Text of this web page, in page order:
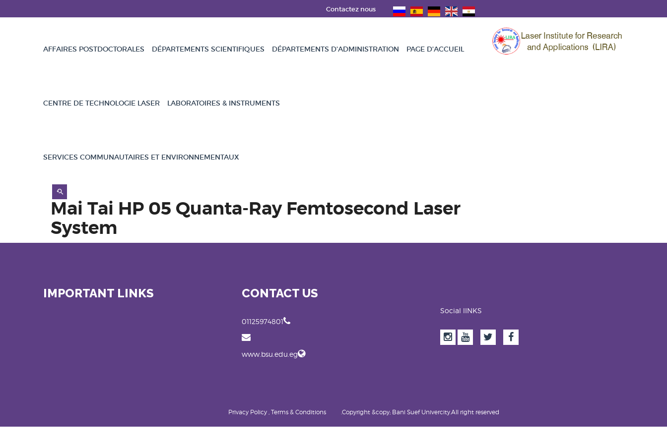
Contactez nous
PAGE D'ACCUEIL
DÉPARTEMENTS D'ADMINISTRATION
DÉPARTEMENTS SCIENTIFIQUES
AFFAIRES POSTDOCTORALES
LABORATOIRES & INSTRUMENTS
CENTRE DE TECHNOLOGIE LASER
SERVICES COMMUNAUTAIRES ET ENVIRONNEMENTAUX
Mai Tai HP 05 Quanta-Ray Femtosecond Laser
System
Social lINKS
CONTACT US
01125974801
www.bsu.edu.eg
IMPORTANT LINKS
Copyright &copy; Bani Suef Univercity.All right reserved.
Privacy Policy , Terms & Conditions